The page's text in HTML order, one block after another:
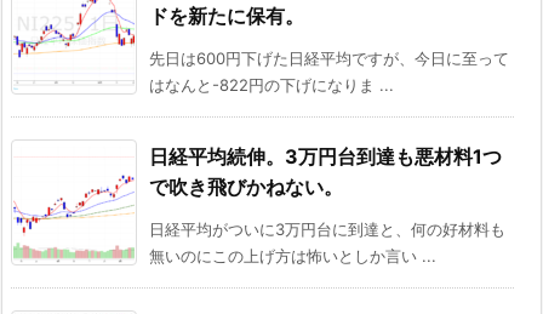
ドを新たに保有。
先日は600円下げた日経平均ですが、今日に至って
はなんと-822円の下げになりま ...
日経平均続伸。3万円台到達も悪材料1つ
で吹き飛びかねない。
日経平均がついに3万円台に到達と、何の好材料も
無いのにこの上げ方は怖いとしか言い ...